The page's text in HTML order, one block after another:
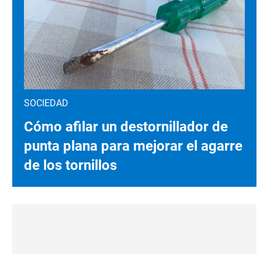
SOCIEDAD
Cómo afilar un destornillador de
punta plana para mejorar el agarre
de los tornillos